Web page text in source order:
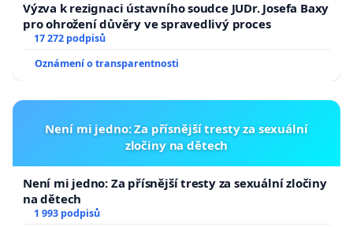
Výzva k rezignaci ústavního soudce JUDr. Josefa Baxy
pro ohrožení důvěry ve spravedlivý proces
17 272 podpisů
Oznámení o transparentnosti
Není mi jedno: Za přísnější tresty za sexuální
zločiny na dětech
Není mi jedno: Za přísnější tresty za sexuální zločiny
na dětech
1 993 podpisů